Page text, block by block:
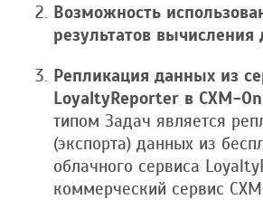
Возможность
результатов вычисления
Репликация данных из
LoyaltyReporter в CXM-
типом Задач является
(экспорта) данных из
облачного сервиса
коммерческий сервис